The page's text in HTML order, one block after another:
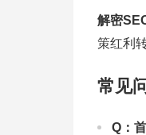
解密
策红利
常见
Q：